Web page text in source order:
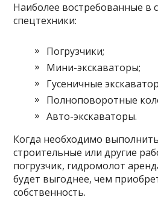
Наиболее востребованные в
спецтехники:
Погрузчики;
Мини-экскаваторы;
Гусеничные
Полноповоротные
Авто-экскаваторы.
Когда необходимо
строительные или другие
погрузчик, гидромолот
будет выгоднее, чем
собственность.